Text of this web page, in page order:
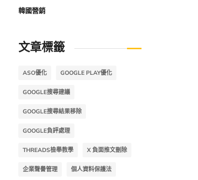
韓國營銷
文章標籤
ASO優化 GOOGLE PLAY優化
GOOGLE搜尋建議
GOOGLE搜尋結果移除
GOOGLE負評處理
THREADS檢舉教學 X 負面推文刪除
企業聲譽管理 個人資料保護法